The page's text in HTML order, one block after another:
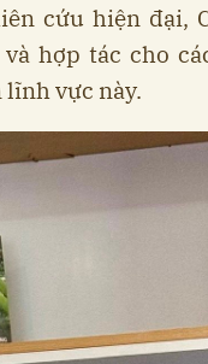
cứu hiện đại,
hợp tác cho
lĩnh vực này.